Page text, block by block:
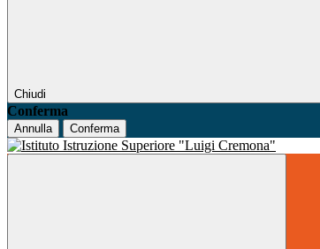
Chiudi
Conferma
Annulla Conferma